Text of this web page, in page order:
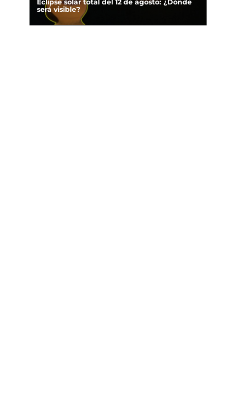
Eclipse solar total del 12 de agosto: ¿Dónde
será visible?